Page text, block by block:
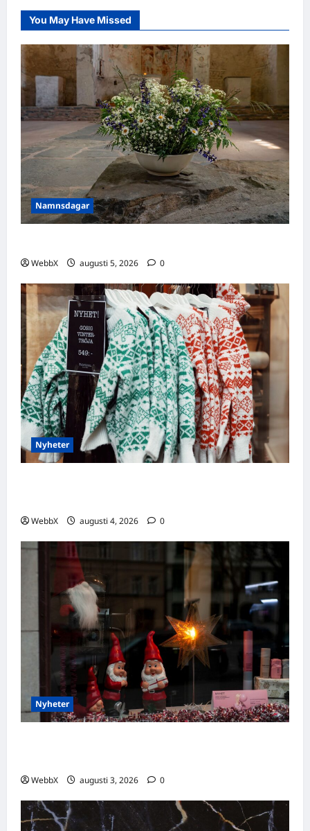
You May Have Missed
Namnsdagar
WebbX augusti 5, 2026 0
Nyheter
WebbX augusti 4, 2026 0
Nyheter
WebbX augusti 3, 2026 0